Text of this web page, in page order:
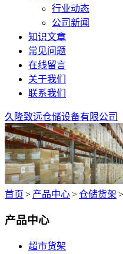
行业动态
公司新闻
知识文章
常见问题
在线留言
关于我们
联系我们
久隆致远仓储设备有限公司
首页 > 产品中心>仓储货架 >
产品中心
超市货架